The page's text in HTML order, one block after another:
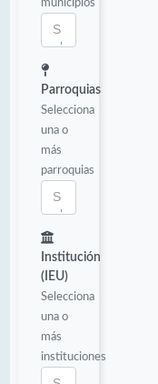
Parroquias
Selecciona
una o
más
parroquias
Institución
(IEU)
Selecciona
una o
más
instituciones